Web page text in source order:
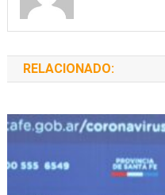
RELACIONADO: